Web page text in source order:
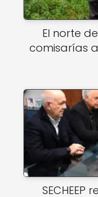
El norte
comisarías